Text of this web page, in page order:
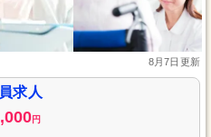
8月7日更新
求人
円